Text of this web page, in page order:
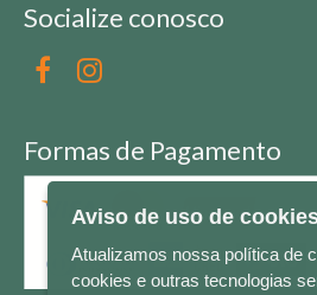
Socialize conosco
Formas de Pagamento
Aviso de uso de
Atualizamos nossa política de
cookies e outras tecnologias